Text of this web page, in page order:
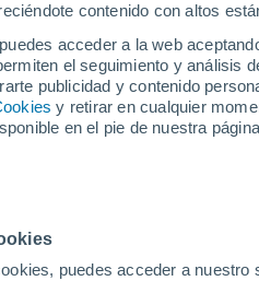
contenido con altos
acceder a la web
el seguimiento y análisis
publicidad y contenido
y retirar en cualquier
en el pie de nuestra
puedes acceder a
Helena.
Símbolo
Wide Awake